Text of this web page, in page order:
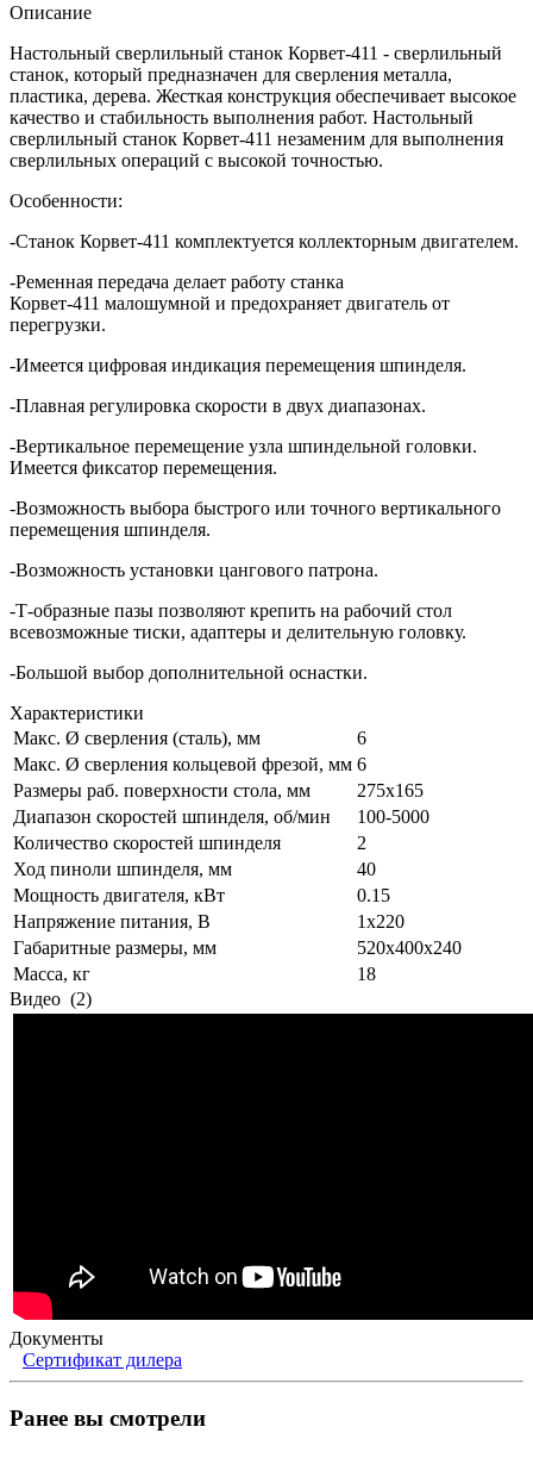
Описание
Настольный сверлильный станок Корвет-411 - сверлильный
станок, который предназначен для сверления металла,
пластика, дерева. Жесткая конструкция обеспечивает высокое
качество и стабильность выполнения работ. Настольный
сверлильный станок Корвет-411 незаменим для выполнения
сверлильных операций с высокой точностью.
Особенности:
-Станок Корвет-411 комплектуется коллекторным двигателем.
-Ременная передача делает работу станка
Корвет-411 малошумной и предохраняет двигатель от
перегрузки.
-Имеется цифровая индикация перемещения шпинделя.
-Плавная регулировка скорости в двух диапазонах.
-Вертикальное перемещение узла шпиндельной головки.
Имеется фиксатор перемещения.
-Возможность выбора быстрого или точного вертикального
перемещения шпинделя.
-Возможность установки цангового патрона.
-Т-образные пазы позволяют крепить на рабочий стол
всевозможные тиски, адаптеры и делительную головку.
-Большой выбор дополнительной оснастки.
Характеристики
Макс. Ø сверления (сталь), мм
6
Макс. Ø сверления кольцевой фрезой, мм 6
Размеры раб. поверхности стола, мм
275х165
Диапазон скоростей шпинделя, об/мин
100-5000
Количество скоростей шпинделя
2
Ход пиноли шпинделя, мм
40
Мощность двигателя, кВт
0.15
Напряжение питания, В
1x220
Габаритные размеры, мм
520х400х240
Масса, кг
18
Видео (2)
Документы
Сертификат дилера
Ранее вы смотрели